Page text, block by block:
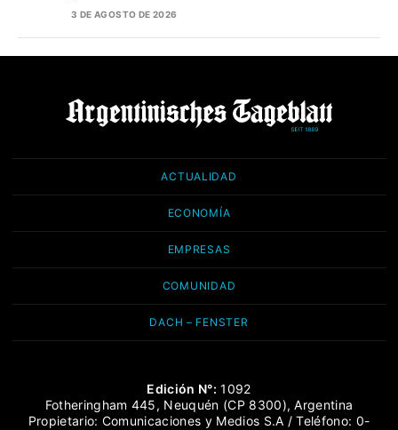
3 DE AGOSTO DE 2026
ACTUALIDAD
ECONOMÍA
EMPRESAS
COMUNIDAD
DACH – FENSTER
Edición N°: 1092
Fotheringham 445, Neuquén (CP 8300), Argentina
Propietario: Comunicaciones y Medios S.A / Teléfono: 0-